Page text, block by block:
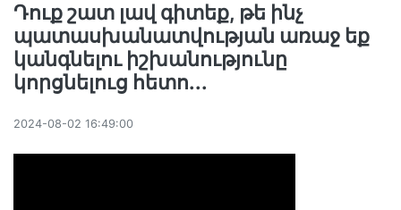
Դուք շատ լավ գիտեք, թե ինչ
պատասխանատվության առաջ եք
կանգնելու իշխանությունը
կորցնելուց հետո...
2024-08-02 16:49:00